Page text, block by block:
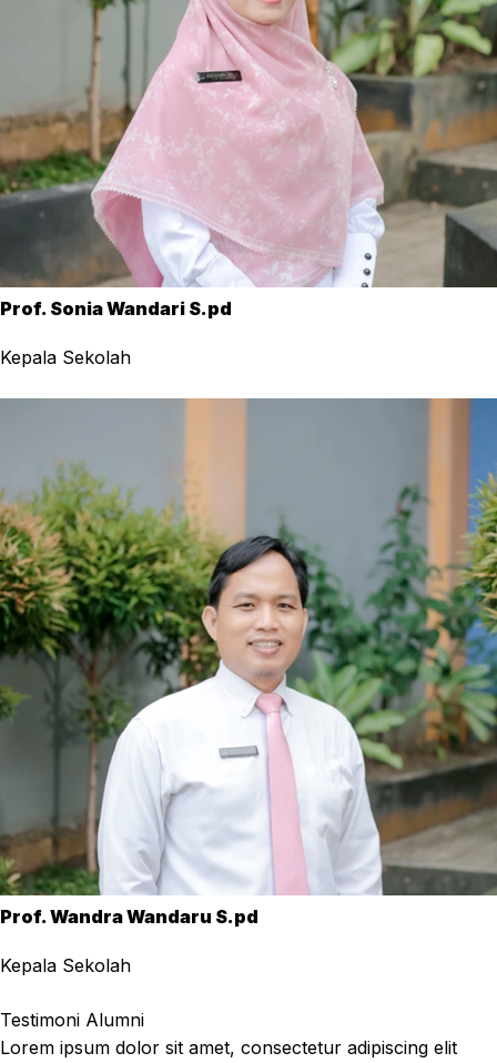
Prof. Sonia Wandari S.pd
Kepala Sekolah
Prof. Wandra Wandaru S.pd
Kepala Sekolah
Testimoni Alumni
Lorem ipsum dolor sit amet, consectetur adipiscing elit